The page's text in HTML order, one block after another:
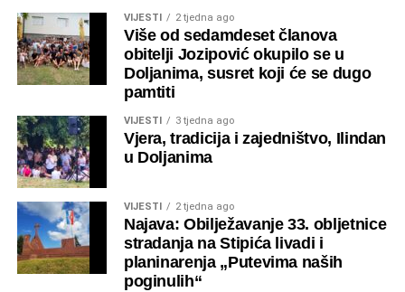
Unutrašnjost crkve
zimskim danima dodatno pridonose osjećaju topline i
ugode.
Zaključno, vikend je protekao u pravom zimskom ugođaju
u Parku prirode Blidinje i okolici, unatoč niskim
temperaturama, kući su se vratili odmoreni i s
“napunjenim baterijama” za nadolazeći radni tjedan.
Kako je to izgledalo pogledajte u nastavku:
VIJESTI 2 tjedna ago
Više od sedamdeset članova
obitelji Jozipović okupilo se u
Doljanima, susret koji će se dugo
pamtiti
VIJESTI 3 tjedna ago
Vjera, tradicija i zajedništvo, Ilindan
u Doljanima
VIJESTI 2 tjedna ago
Najava: Obilježavanje 33. obljetnice
stradanja na Stipića livadi i
planinarenja „Putevima naših
poginulih“